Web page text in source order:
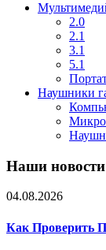
2.0
2.1
3.1
5.1
Наушники
Наши новости
04.08.2026
Как Проверить